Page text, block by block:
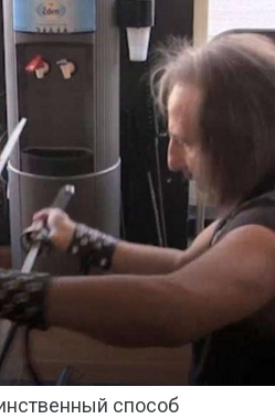
способ